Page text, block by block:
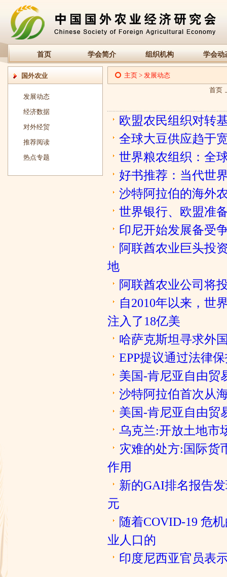
首页 学会简介 组织机构 学会动
国外农业
发展动态
经济数据
对外经贸
推荐阅读
热点专题
主页 > 发展动态
首页
欧盟农民组织对转
全球大豆供应趋于
世界粮农组织：全
好书推荐：当代世
沙特阿拉伯的海外
世界银行、欧盟准
印尼开始发展备受
阿联酋农业巨头投
地
阿联酋农业公司将
自2010年以来，世
注入了18亿美
哈萨克斯坦寻求外
EPP提议通过法律
美国-肯尼亚自由贸
沙特阿拉伯首次从
美国-肯尼亚自由贸
乌克兰:开放土地市
灾难的处方:国际货
作用
新的GAI排名报告
元
随着COVID-19 危
业人口的
印度尼西亚官员表